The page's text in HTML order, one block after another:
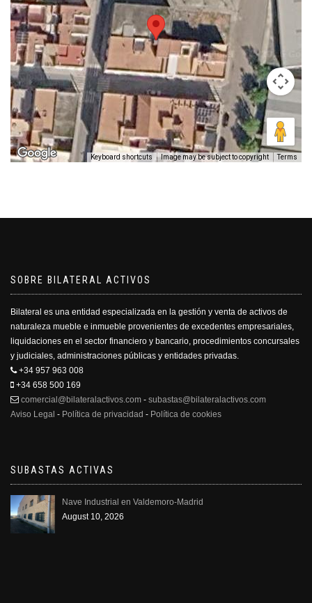
Keyboard shortcuts Image may be subject to copyright Terms
SOBRE BILATERAL ACTIVOS
Bilateral es una entidad especializada en la gestión y venta de activos de
naturaleza mueble e inmueble provenientes de excedentes empresariales,
liquidaciones en el sector financiero y bancario, procedimientos concursales
y judiciales, administraciones públicas y entidades privadas.
+34 957 963 008
+34 658 500 169
comercial@bilateralactivos.com - subastas@bilateralactivos.com
Aviso Legal - Política de privacidad - Política de cookies
SUBASTAS ACTIVAS
Nave Industrial en Valdemoro-Madrid
August 10, 2026